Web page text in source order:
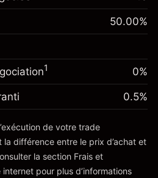
fonds de
de la
-0.061644
%
avec effet de levier
effet de levier
$1,000.00
fonds de
de la
%
avec effet de levier
effet de levier
50.00%
1 0%
'Tarifs et Frais
0.5%
de votre trade
différence entre le prix d’achat et
la section Frais et
internet pour plus d’informations